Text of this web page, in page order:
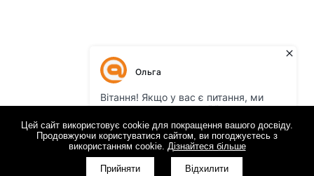
Цей сайт використовує cookie для покращення вашого досвіду.
Продовжуючи користуватися сайтом, ви погоджуєтесь з
використанням cookie. Дізнайтеся більше
Прийняти Відхилити